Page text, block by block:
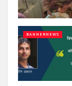
BANNERNEWS